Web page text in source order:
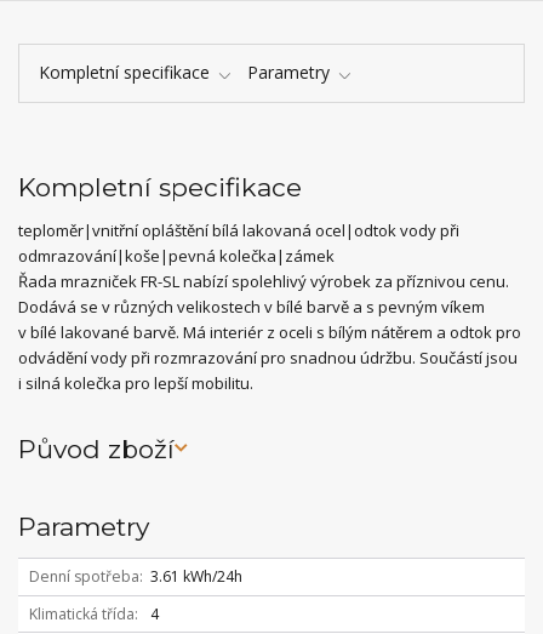
Kompletní specifikace Parametry
Kompletní specifikace
teploměr|vnitřní opláštění bílá lakovaná ocel|odtok vody při
odmrazování|koše|pevná kolečka|zámek
Řada mrazniček FR-SL nabízí spolehlivý výrobek za příznivou cenu.
Dodává se v různých velikostech v bílé barvě a s pevným víkem
v bílé lakované barvě. Má interiér z oceli s bílým nátěrem a odtok pro
odvádění vody při rozmrazování pro snadnou údržbu. Součástí jsou
i silná kolečka pro lepší mobilitu.
Původ zboží
Parametry
Denní spotřeba 3.61 kWh/24h
Klimatická třída
4